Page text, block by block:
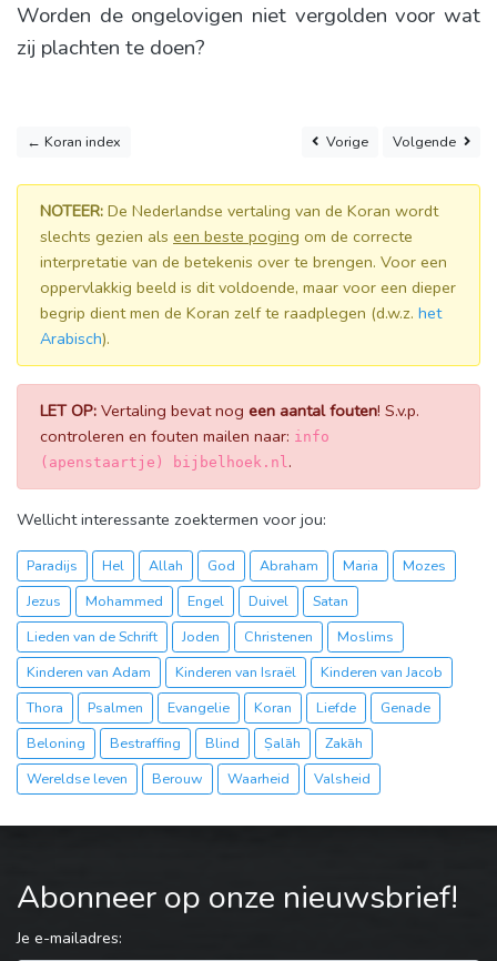
Worden de ongelovigen niet vergolden voor wat
zij plachten te doen?
← Koran index Vorige Volgende
NOTEER: De Nederlandse vertaling van de Koran wordt
slechts gezien als een beste poging om de correcte
interpretatie van de betekenis over te brengen. Voor een
oppervlakkig beeld is dit voldoende, maar voor een dieper
begrip dient men de Koran zelf te raadplegen (d.w.z. het
Arabisch).
LET OP: Vertaling bevat nog een aantal fouten! S.v.p.
controleren en fouten mailen naar: info
(apenstaartje) bijbelhoek.nl.
Wellicht interessante zoektermen voor jou:
Paradijs Hel Allah God Abraham Maria
Mozes
Jezus
Mohammed Engel Duivel
Satan
Lieden van de Schrift
Joden Christenen
Moslims
Kinderen van Adam
Kinderen van Israël
Kinderen van Jacob
Thora
Psalmen Evangelie Koran Liefde
Genade
Beloning
Bestraffing Blind Ṣalāh
Zakāh
Wereldse leven
Berouw Waarheid Valsheid
Abonneer op onze nieuwsbrief!
Je e-mailadres: